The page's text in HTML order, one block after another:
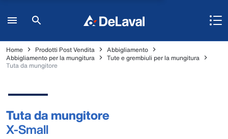
Home Prodotti Post Vendita
Abbigliamento
Abbigliamento per la mungitura
Tute e grembiuli per la mungitura
Tuta da mungitore
Tuta da mungitore
X-Small